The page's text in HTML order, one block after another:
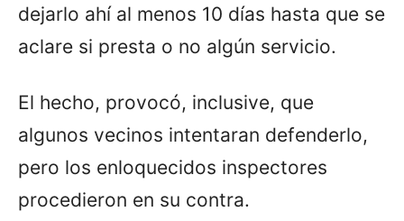
dejarlo ahí al menos 10 días hasta que se
aclare si presta o no algún servicio.
El hecho, provocó, inclusive, que
algunos vecinos intentaran defenderlo,
pero los enloquecidos inspectores
procedieron en su contra.